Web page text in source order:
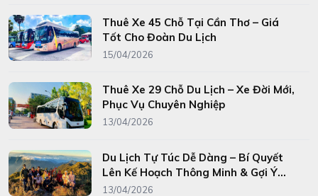
Thuê Xe 45 Chỗ Tại Cần Thơ – Giá
Tốt Cho Đoàn Du Lịch
15/04/2026
Thuê Xe 29 Chỗ Du Lịch – Xe Đời Mới,
Phục Vụ Chuyên Nghiệp
13/04/2026
Du Lịch Tự Túc Dễ Dàng – Bí Quyết
Lên Kế Hoạch Thông Minh & Gợi Ý
Điểm Đến Hấp Dẫn
13/04/2026